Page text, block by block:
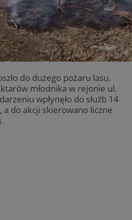
do dużego pożaru lasu.
młodnika w rejonie ul.
wpłynęło do służb 14
do akcji skierowano liczne